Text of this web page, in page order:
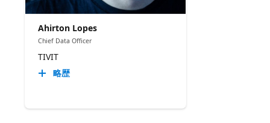
Ahirton Lopes
Chief Data Officer
TIVIT
略歴